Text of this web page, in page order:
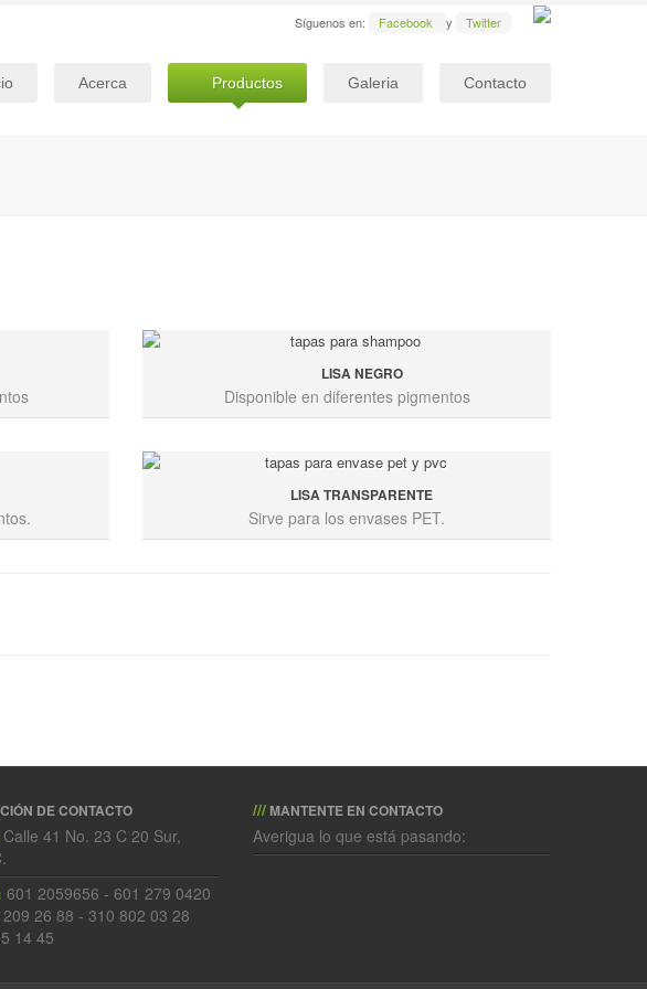
Síguenos en: Facebook y Twitter
Acerca Productos Galeria Contacto
LISA NEGRO
Disponible en diferentes pigmentos
LISA TRANSPARENTE
Sirve para los envases PET.
DE CONTACTO
Calle 41 No. 23 C 20 Sur,
601 2059656 - 601 279 0420
26 88 - 310 802 03 28
14 45
/// MANTENTE EN CONTACTO
Averigua lo que está pasando: